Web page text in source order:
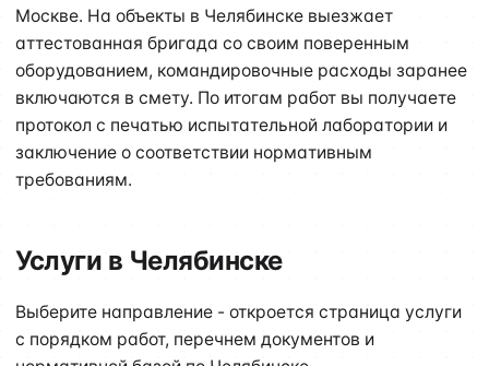
Москве. На объекты в Челябинске выезжает
аттестованная бригада со своим поверенным
оборудованием, командировочные расходы заранее
включаются в смету. По итогам работ вы получаете
протокол с печатью испытательной лаборатории и
заключение о соответствии нормативным
требованиям.
Услуги в Челябинске
Выберите направление - откроется страница услуги
с порядком работ, перечнем документов и